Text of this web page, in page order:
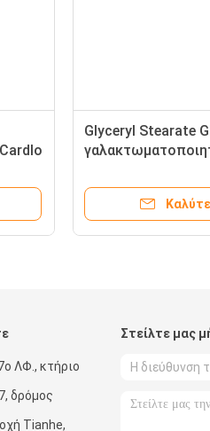
Glyceryl Stearate
ΛΦ., κτήριο
δρόμος
Tianhe,
Στείλτε μας